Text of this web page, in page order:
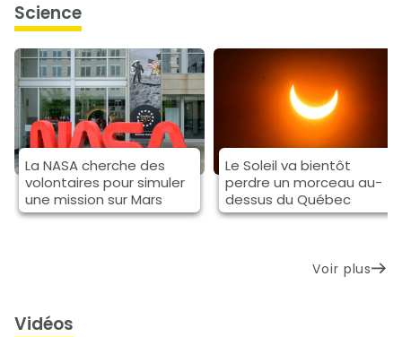
science
La NASA cherche des
volontaires pour simuler
une mission sur Mars
Le Soleil va bientôt
perdre un morceau au-
dessus du Québec
Voir plus
Vidéos